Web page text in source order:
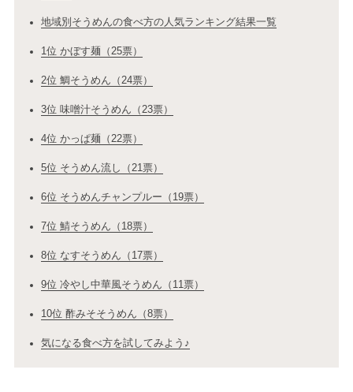
地域別そうめんの食べ方の人気ランキング結果一覧
1位 かぼす麺（25票）
2位 鯛そうめん（24票）
3位 味噌汁そうめん（23票）
4位 かっぱ麺（22票）
5位 そうめん流し（21票）
6位 そうめんチャンプルー（19票）
7位 鯖そうめん（18票）
8位 なすそうめん（17票）
9位 冷やし中華風そうめん（11票）
10位 酢みそそうめん（8票）
気になる食べ方を試してみよう♪